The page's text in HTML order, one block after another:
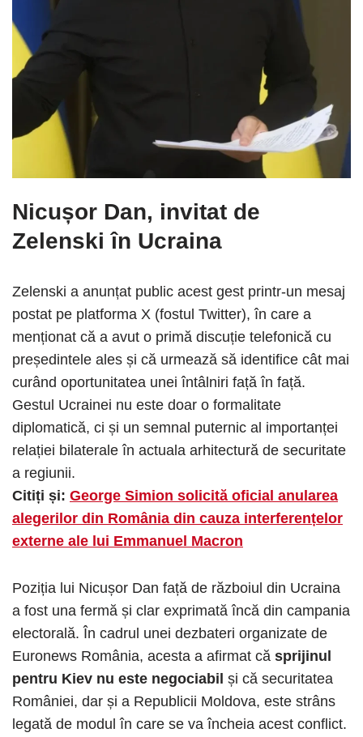
Nicușor Dan, invitat de
Zelenski în Ucraina
Zelenski a anunțat public acest gest printr-un mesaj
postat pe platforma X (fostul Twitter), în care a
menționat că a avut o primă discuție telefonică cu
președintele ales și că urmează să identifice cât mai
curând oportunitatea unei întâlniri față în față.
Gestul Ucrainei nu este doar o formalitate
diplomatică, ci și un semnal puternic al importanței
relației bilaterale în actuala arhitectură de securitate
a regiunii.
Citiți și: George Simion solicită oficial anularea
alegerilor din România din cauza interferențelor
externe ale lui Emmanuel Macron
Poziția lui Nicușor Dan față de războiul din Ucraina
a fost una fermă și clar exprimată încă din campania
electorală. În cadrul unei dezbateri organizate de
Euronews România, acesta a afirmat că sprijinul
pentru Kiev nu este negociabil și că securitatea
României, dar și a Republicii Moldova, este strâns
legată de modul în care se va încheia acest conflict.